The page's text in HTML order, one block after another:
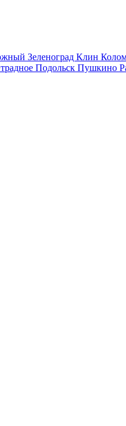
Зеленоград Клин
Подольск Пушкино